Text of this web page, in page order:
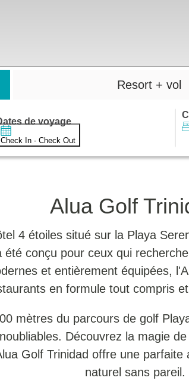
Resort + vol
de voyage
Check In - Check Out
Alua Golf
4 étoiles situé sur la Playa
conçu pour ceux qui
et entièrement équipées,
en formule tout compris
mètres du parcours de golf
Découvrez la magie
Golf Trinidad offre une
naturel sans pareil.